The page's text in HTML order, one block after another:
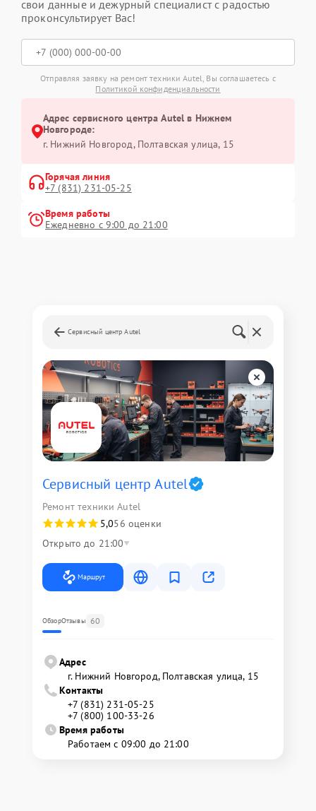
свои данные и дежурный специалист с радостью
проконсультирует Вас!
Отправляя заявку на ремонт техники Autel, Вы соглашаетесь с
Политикой конфиденциальности
Адрес сервисного центра Autel в Нижнем
Новгороде:
г. Нижний Новгород, Полтавская улица, 15
Горячая линия
+7 (831) 231-05-25
Время работы
Ежедневно с 9:00 до 21:00
Сервисный центр Autel
Сервисный центр Autel
Ремонт техники Autel
5,056 оценки
Открыто до 21:00
Маршрут
ОбзорОтзывы 60
Адрес
г. Нижний Новгород, Полтавская улица, 15
Контакты
+7 (831) 231-05-25
+7 (800) 100-33-26
Время работы
Работаем с 09:00 до 21:00